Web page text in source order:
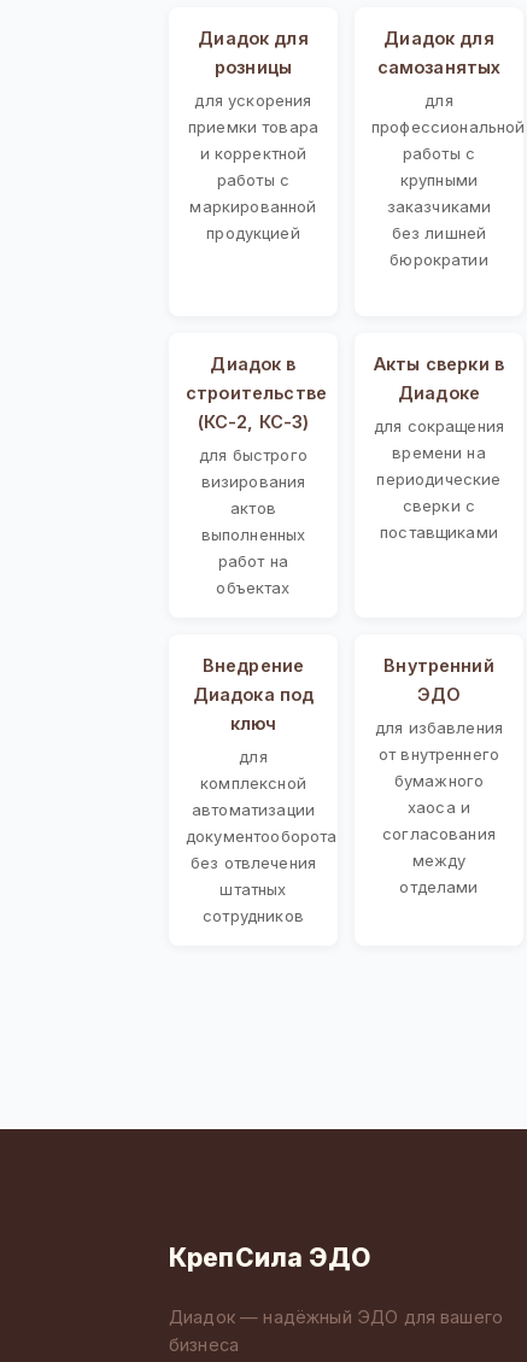
Диадок для
розницы
для ускорения
приемки товара
и корректной
работы с
маркированной
продукцией
Диадок для
самозанятых
для
профессиональной
работы с
крупными
заказчиками
без лишней
бюрократии
Диадок в
строительстве
(КС-2, КС-3)
для быстрого
визирования
актов
выполненных
работ на
объектах
Акты сверки в
Диадоке
для сокращения
времени на
периодические
сверки с
поставщиками
Внедрение
Диадока под
ключ
для
комплексной
автоматизации
документооборота
без отвлечения
штатных
сотрудников
Внутренний
ЭДО
для избавления
от внутреннего
бумажного
хаоса и
согласования
между
отделами
КрепСила ЭДО
Диадок — надёжный ЭДО для вашего
бизнеса